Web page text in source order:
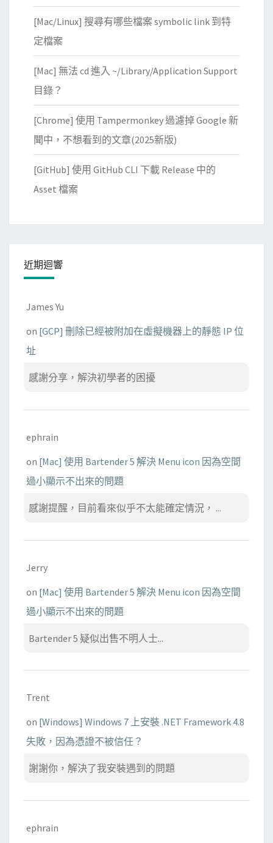
[Mac/Linux] 搜尋有哪些檔案 symbolic link 到特
定檔案
[Mac] 無法 cd 進入 ~/Library/Application Support
目錄？
[Chrome] 使用 Tampermonkey 過濾掉 Google 新
聞中，不想看到的文章(2025新版)
[GitHub] 使用 GitHub CLI 下載 Release 中的
Asset 檔案
近期迴響
James Yu
on [GCP] 刪除已經被附加在虛擬機器上的靜態 IP 位
址
感謝分享，解決初學者的困擾
ephrain
on [Mac] 使用 Bartender 5 解決 Menu icon 因為空間
過小顯示不出來的問題
感謝提醒，目前看來似乎不太能確定情況， ...
Jerry
on [Mac] 使用 Bartender 5 解決 Menu icon 因為空間
過小顯示不出來的問題
Bartender 5 疑似出售不明人士...
Trent
on [Windows] Windows 7 上安裝 .NET Framework 4.8
失敗，因為憑證不被信任？
謝謝你，解決了我安裝遇到的問題
ephrain